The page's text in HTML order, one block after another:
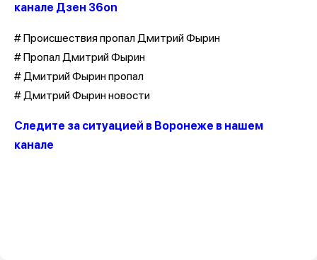
канале Дзен 36on
# Происшествия пропал Дмитрий Фырин
# Пропал Дмитрий Фырин
# Дмитрий Фырин пропал
# Дмитрий Фырин новости
Следите за ситуацией в Воронеже в нашем
канале